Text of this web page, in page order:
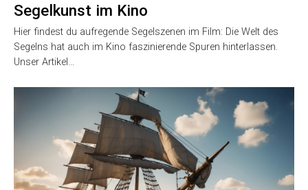
Segelkunst im Kino
Hier findest du aufregende Segelszenen im Film: Die Welt des
Segelns hat auch im Kino faszinierende Spuren hinterlassen.
Unser Artikel…